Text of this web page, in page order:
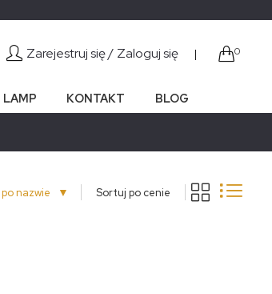
Zarejestruj się / Zaloguj się | 0
LAMP KONTAKT BLOG
nazwie ▼ Sortuj po cenie